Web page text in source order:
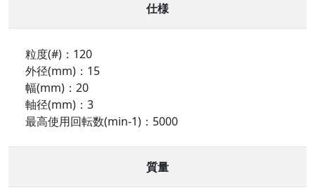
仕様
粒度(#)：120
外径(mm)：15
幅(mm)：20
軸径(mm)：3
最高使用回転数(min-1)：5000
質量